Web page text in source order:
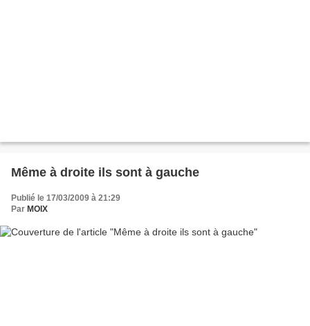
Même à droite ils sont à gauche
Publié le 17/03/2009 à 21:29
Par MOIX